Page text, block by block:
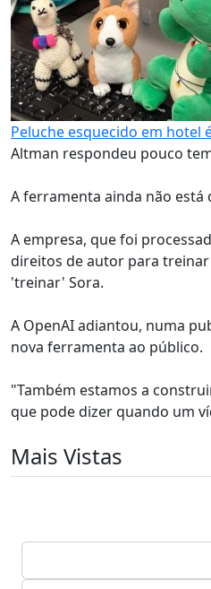
Peluche esquecido em hotel
Altman respondeu pouco
A ferramenta ainda não
A empresa, que foi
direitos de autor para treinar
'treinar' Sora.
A OpenAI adiantou, numa
nova ferramenta ao público.
"Também estamos a
que pode dizer quando um
Mais Vistas